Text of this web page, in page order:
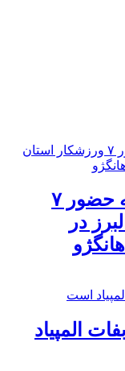
۲ مدال برنز نتیجه حضور ۷
در
المپیاد